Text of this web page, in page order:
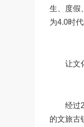
生、度假
为4.0时
让文化
经过20
的文旅古